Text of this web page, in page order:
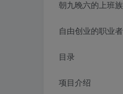
朝九晚六的上班族
自由创业的职业者
目录
项目介绍